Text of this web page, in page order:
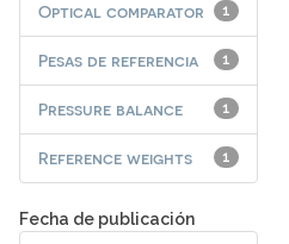
1
Optical comparator
1
Pesas de referencia
1
Pressure balance
1
Reference weights
Fecha de publicación